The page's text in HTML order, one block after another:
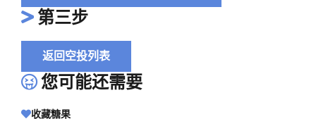
第三步
返回空投列表
您可能还需要
收藏糖果